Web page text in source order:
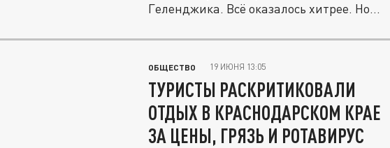
Геленджика. Всё оказалось хитрее. Но...
ОБЩЕСТВО 19 ИЮНЯ 13:05
ТУРИСТЫ РАСКРИТИКОВАЛИ
ОТДЫХ В КРАСНОДАРСКОМ КРАЕ
ЗА ЦЕНЫ, ГРЯЗЬ И РОТАВИРУС